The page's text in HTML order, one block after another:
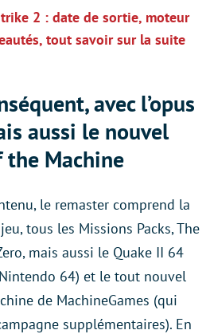
2 : date de sortie, moteur
tout savoir sur la suite
avec l’opus
aussi le nouvel
the Machine
le remaster comprend la
tous les Missions Packs, The
mais aussi le Quake II 64
64) et le tout nouvel
de MachineGames (qui
supplémentaires). En